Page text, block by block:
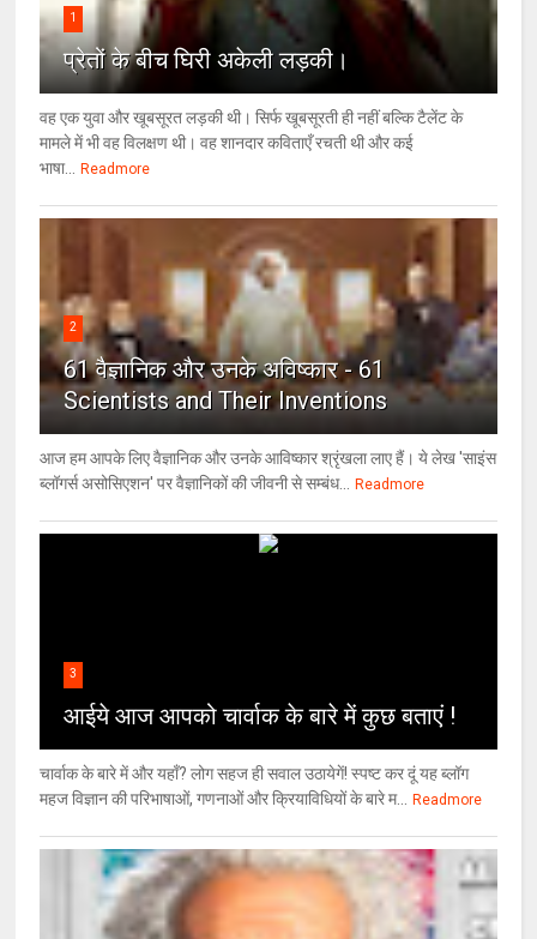
1
प्रेतों के बीच घिरी अकेली लड़की।
वह एक युवा और खूबसूरत लड़की थी। सिर्फ खूबसूरती ही नहीं बल्कि टैलेंट के
मामले में भी वह विलक्षण थी। वह शानदार कविताएँ रचती थी और कई
भाषा...
Readmore
2
61 वैज्ञानिक और उनके अविष्कार - 61
Scientists and Their Inventions
आज हम आपके लिए वैज्ञानिक और उनके आविष्कार श्रृंखला लाए हैं। ये लेख 'साइंस
ब्लॉगर्स असोसिएशन' पर वैज्ञा‍निकों की जीवनी से सम्बंध...
Readmore
3
आईये आज आपको चार्वाक के बारे में कुछ बताएं !
चार्वाक के बारे में और यहाँ? लोग सहज ही सवाल उठायेगें! स्पष्ट कर दूं यह ब्लॉग
महज विज्ञान की परिभाषाओं, गणनाओं और क्रियाविधियों के बारे म...
Readmore